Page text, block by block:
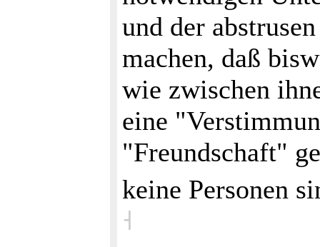
und der
machen, daß
wie zwischen
eine
"Freundschaft"
keine Personen
˧